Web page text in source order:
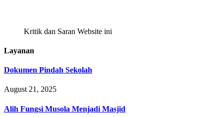
Kritik dan Saran Website ini
Layanan
Dokumen Pindah Sekolah
August 21, 2025
Alih Fungsi Musola Menjadi Masjid